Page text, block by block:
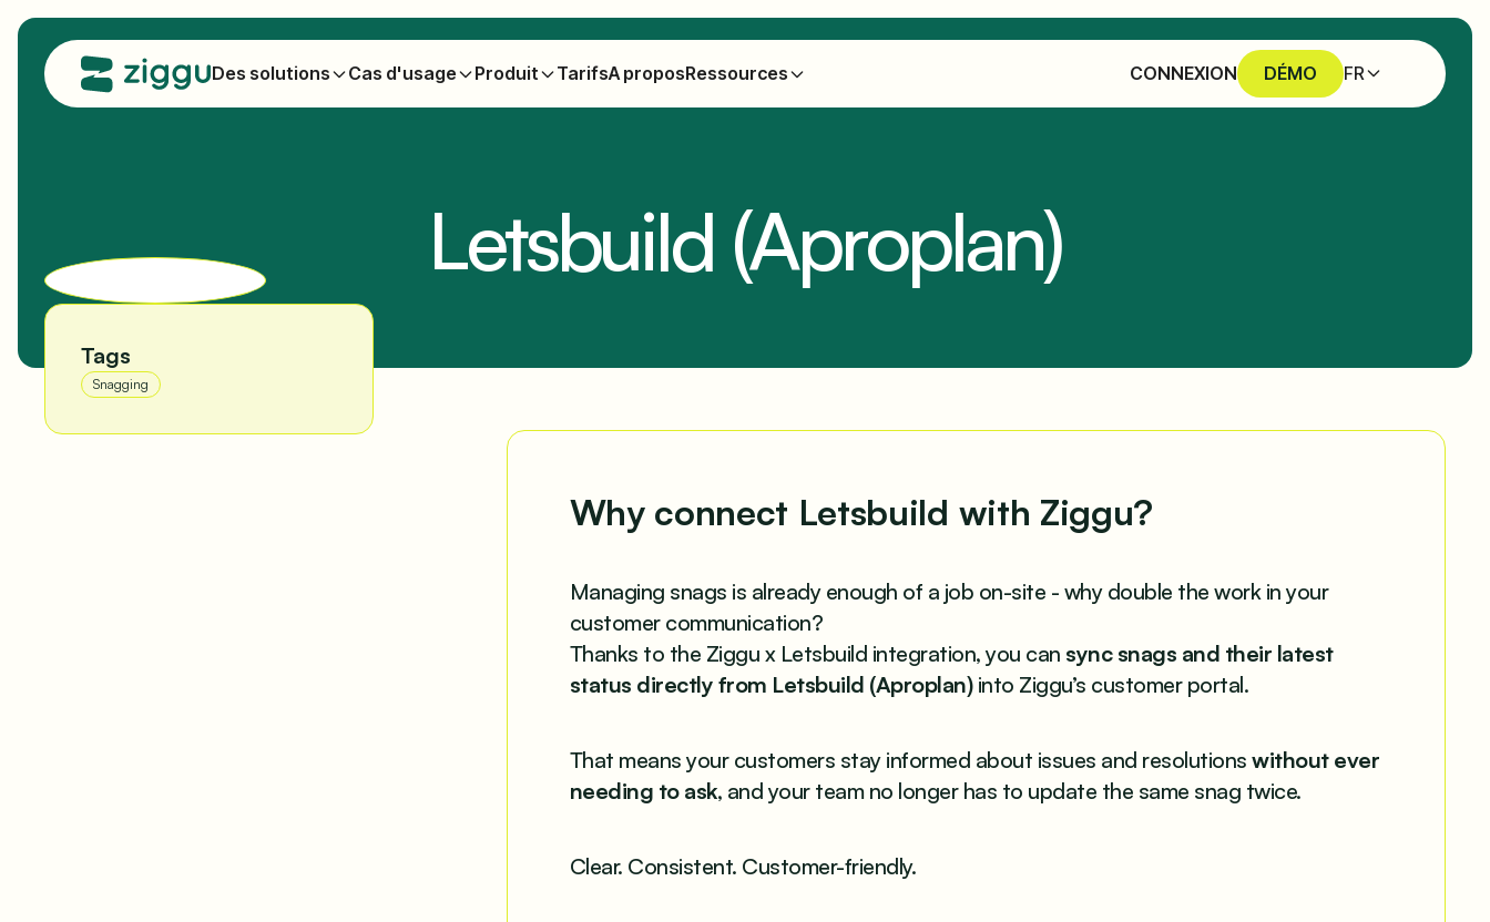
Des solutions Cas d'usage Produit TarifsA proposRessources CONNEXION DÉMO FR
Letsbuild (Aproplan)
Tags
Snagging
Why connect Letsbuild with Ziggu?
Managing snags is already enough of a job on-site - why double the work in your
customer communication?
Thanks to the Ziggu x Letsbuild integration, you can sync snags and their latest
status directly from Letsbuild (Aproplan)into Ziggu’s customer portal.
That means your customers stay informed about issues and resolutionswithout ever
needing to ask, and your team no longer has to update the same snag twice.
Clear. Consistent. Customer-friendly.